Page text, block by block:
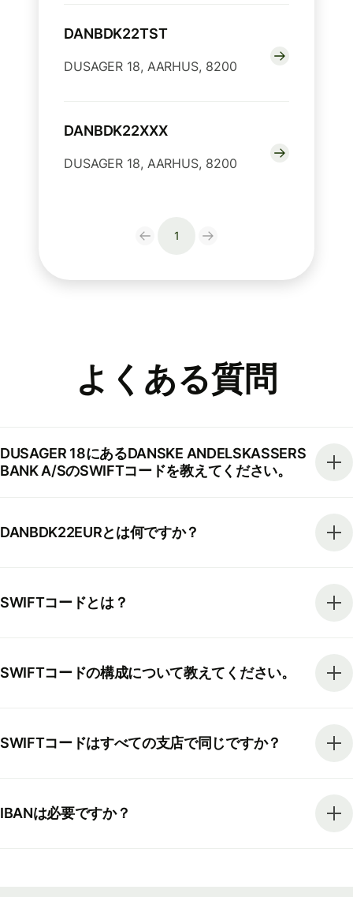
DANBDK22TST
DUSAGER 18, AARHUS, 8200
DANBDK22XXX
DUSAGER 18, AARHUS, 8200
1
よくある質問
DUSAGER 18にあるDANSKE ANDELSKASSERS
BANK A/SのSWIFTコードを教えてください。
DANBDK22EURとは何ですか？
SWIFTコードとは？
SWIFTコードの構成について教えてください。
SWIFTコードはすべての支店で同じですか？
IBANは必要ですか？